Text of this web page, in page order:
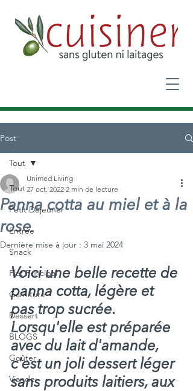
Post
Tout
Petit Déjeuner
Entrée
Snack
Plat Principal
Garniture
Dessert
BLOGS
Goûter
Viande
Tout
Panna cotta au miel et à la
rose
Unimed Living
27 oct. 2022 2 min de lecture
Dernière mise à jour : 3 mai 2024
Voici une belle recette de
panna cotta, légère et
pas trop sucrée.
Lorsqu'elle est préparée
avec du lait d'amande,
c'est un joli dessert léger
sans produits laitiers, aux